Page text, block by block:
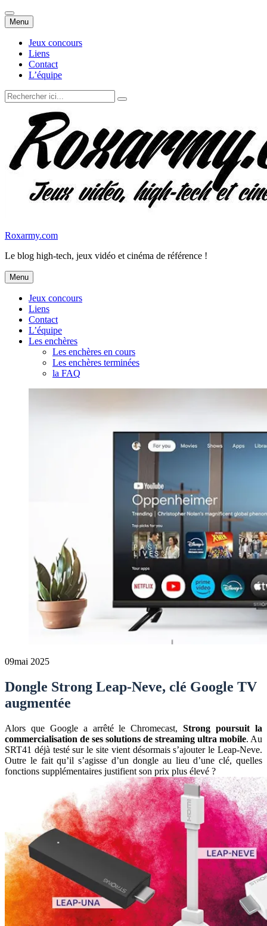
Menu Aller
au
contenu
Jeux concours
Liens
Contact
L’équipe
Recherche
pour
Roxarmy.com
Le blog high-tech, jeux vidéo et cinéma de référence !
Menu Aller
au
contenu
Jeux concours
Liens
Contact
L’équipe
Les enchères
Les enchères en cours
Les enchères terminées
la FAQ
09mai 2025
Dongle Strong Leap-Neve, clé Google TV
augmentée
Alors que Google a arrêté le Chromecast,Strong poursuit la
commercialisation de ses solutions de streaming ultra mobile. Au
SRT41 déjà testé sur le site vient désormais s’ajouter le Leap-Neve.
Outre le fait qu’il s’agisse d’un dongle au lieu d’une clé, quelles
fonctions supplémentaires justifient son prix plus élevé ?